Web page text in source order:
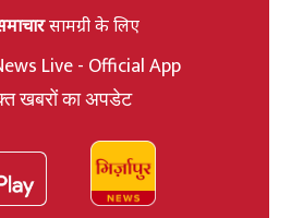
सामग्री के लिए
Live - Official App
खबरों का अपडेट